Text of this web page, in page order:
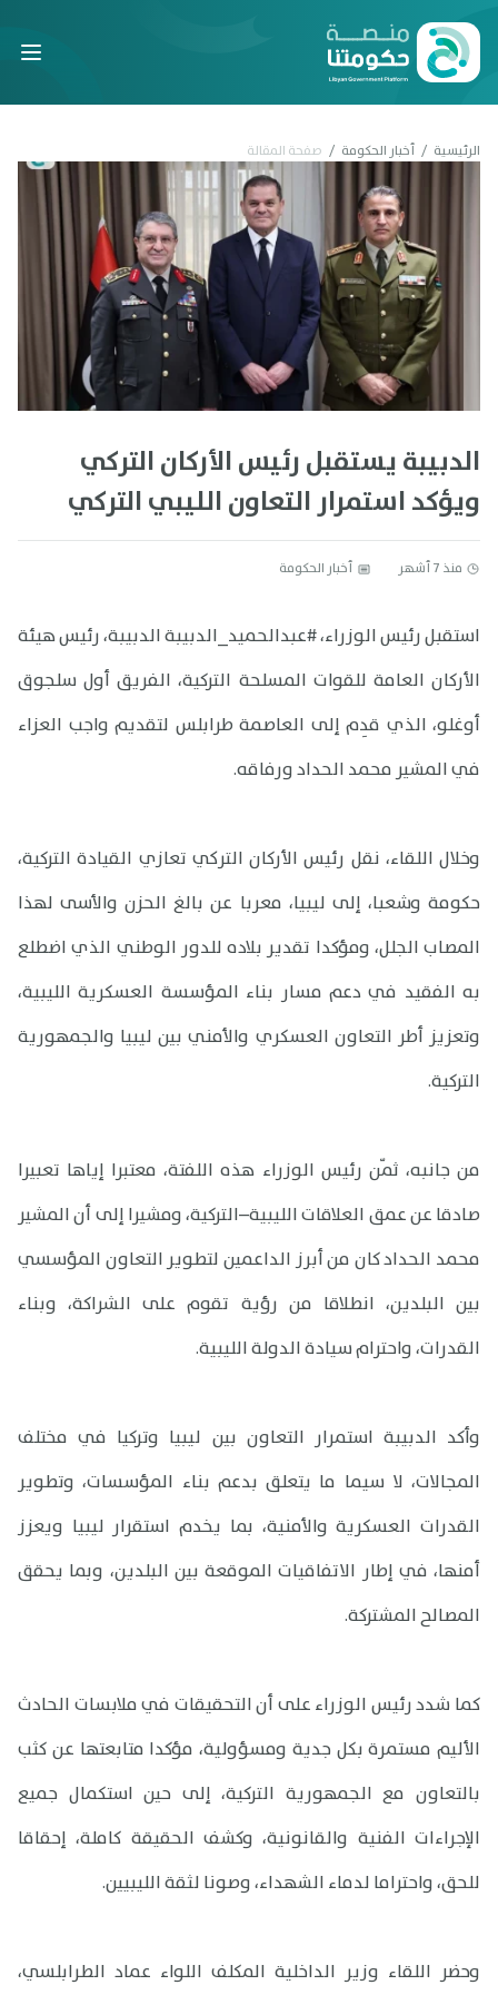
Laravel
الرئيسية / أخبار الحكومة / صفحة المقالة
الدبيبة يستقبل رئيس الأركان التركي
ويؤكد استمرار التعاون الليبي التركي
منذ 7 أشهر أخبار الحكومة
استقبل رئيس الوزراء، #عبدالحميد_الدبيبة الدبيبة، رئيس هيئة
الأركان العامة للقوات المسلحة التركية، الفريق أول سلجوق
أوغلو، الذي قدِم إلى العاصمة طرابلس لتقديم واجب العزاء
في المشير محمد الحداد ورفاقه.
وخلال اللقاء، نقل رئيس الأركان التركي تعازي القيادة التركية،
حكومة وشعبا، إلى ليبيا، معربا عن بالغ الحزن والأسى لهذا
المصاب الجلل، ومؤكدا تقدير بلاده للدور الوطني الذي اضطلع
به الفقيد في دعم مسار بناء المؤسسة العسكرية الليبية،
وتعزيز أطر التعاون العسكري والأمني بين ليبيا والجمهورية
التركية.
من جانبه، ثمّن رئيس الوزراء هذه اللفتة، معتبرا إياها تعبيرا
صادقا عن عمق العلاقات الليبية–التركية، ومشيرا إلى أن المشير
محمد الحداد كان من أبرز الداعمين لتطوير التعاون المؤسسي
بين البلدين، انطلاقا من رؤية تقوم على الشراكة، وبناء
القدرات، واحترام سيادة الدولة الليبية.
وأكد الدبيبة استمرار التعاون بين ليبيا وتركيا في مختلف
المجالات، لا سيما ما يتعلق بدعم بناء المؤسسات، وتطوير
القدرات العسكرية والأمنية، بما يخدم استقرار ليبيا ويعزز
أمنها، في إطار الاتفاقيات الموقعة بين البلدين، وبما يحقق
المصالح المشتركة.
كما شدد رئيس الوزراء على أن التحقيقات في ملابسات الحادث
الأليم مستمرة بكل جدية ومسؤولية، مؤكدا متابعتها عن كثب
بالتعاون مع الجمهورية التركية، إلى حين استكمال جميع
الإجراءات الفنية والقانونية، وكشف الحقيقة كاملة، إحقاقا
للحق، واحتراما لدماء الشهداء، وصونا لثقة الليبيين.
وحضر اللقاء وزير الداخلية المكلف اللواء عماد الطرابلسي،